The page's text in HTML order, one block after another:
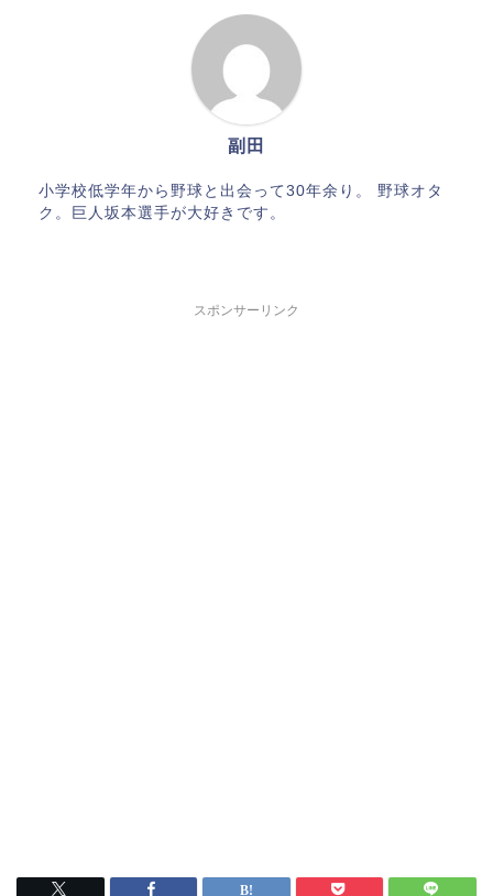
副田
小学校低学年から野球と出会って30年余り。 野球オタ
ク。巨人坂本選手が大好きです。
スポンサーリンク